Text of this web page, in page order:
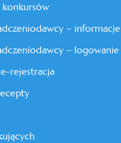
– informacje
– logowanie
rejestracja